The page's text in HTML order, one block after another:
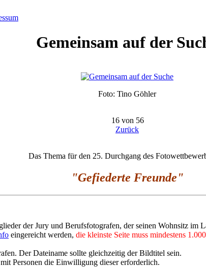
Gemeinsam auf der
Foto: Tino Göhler
16 von 56
Zurück
Das Thema für den 25. Durchgang des
"Gefiederte Freunde"
der Jury und Berufsfotografen, der seinen Wohnsitz im
eingereicht werden, die kleinste Seite muss mindestens
Der Dateiname sollte gleichzeitig der Bildtitel sein.
Personen die Einwilligung dieser erforderlich.